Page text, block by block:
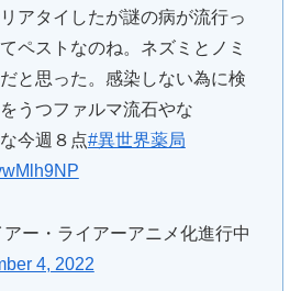
アタイしたが謎の病が流行っ
ペストなのね。ネズミとノミ
と思った。感染しない為に検
うつファルマ流石やな
今週８点#異世界薬局
ー・ライアーアニメ化進行中
4, 2022